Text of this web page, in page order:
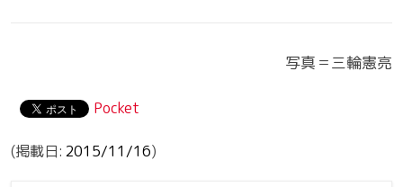
写真＝三輪憲亮
Pocket
2015/11/16